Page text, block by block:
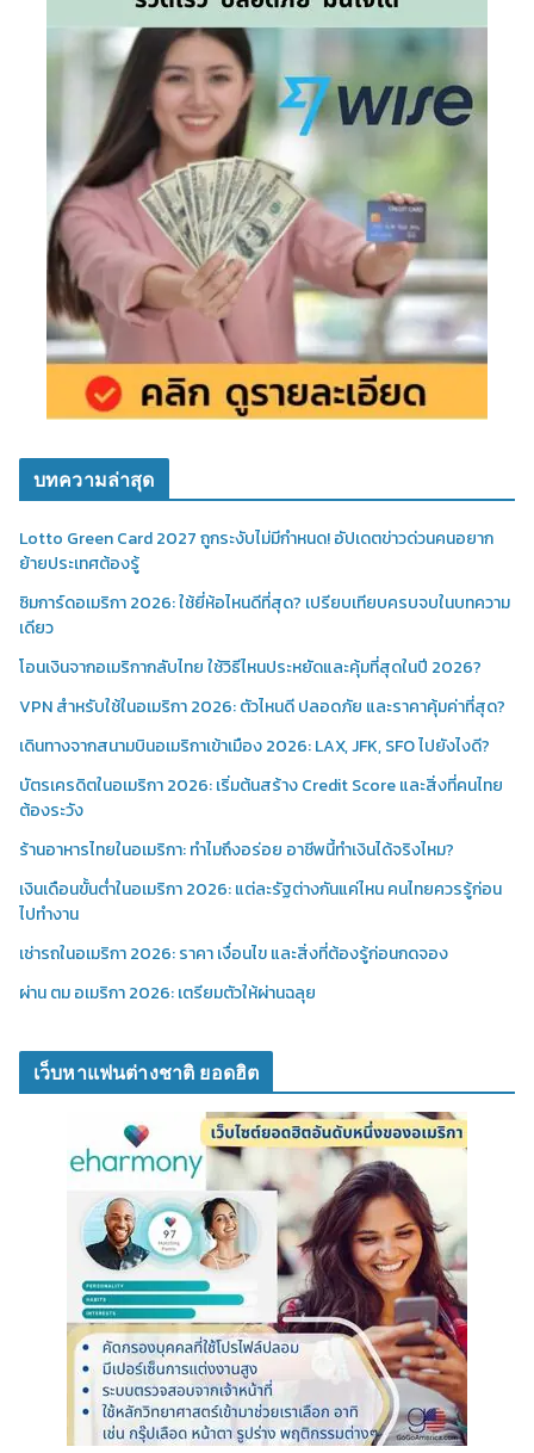
บทความล่าสุด
Lotto Green Card 2027 ถูกระงับไม่มีกำหนด! อัปเดตข่าวด่วนคนอยาก
ย้ายประเทศต้องรู้
ซิมการ์ดอเมริกา 2026: ใช้ยี่ห้อไหนดีที่สุด? เปรียบเทียบครบจบในบทความ
เดียว
โอนเงินจากอเมริกากลับไทย ใช้วิธีไหนประหยัดและคุ้มที่สุดในปี 2026?
VPN สำหรับใช้ในอเมริกา 2026: ตัวไหนดี ปลอดภัย และราคาคุ้มค่าที่สุด?
เดินทางจากสนามบินอเมริกาเข้าเมือง 2026: LAX, JFK, SFO ไปยังไงดี?
บัตรเครดิตในอเมริกา 2026: เริ่มต้นสร้าง Credit Score และสิ่งที่คนไทย
ต้องระวัง
ร้านอาหารไทยในอเมริกา: ทำไมถึงอร่อย อาชีพนี้ทำเงินได้จริงไหม?
เงินเดือนขั้นต่ำในอเมริกา 2026: แต่ละรัฐต่างกันแค่ไหน คนไทยควรรู้ก่อน
ไปทำงาน
เช่ารถในอเมริกา 2026: ราคา เงื่อนไข และสิ่งที่ต้องรู้ก่อนกดจอง
ผ่าน ตม อเมริกา 2026: เตรียมตัวให้ผ่านฉลุย
เว็บหาแฟนต่างชาติ ยอดฮิต